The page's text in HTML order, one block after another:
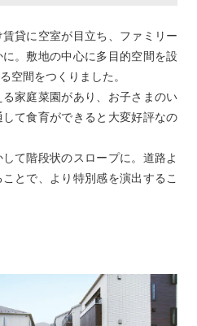
貸に空室が目立ち、ファミリー
。敷地の中心に多目的空間を設
空間をつくりました。
家庭菜園があり、お子さまのい
て食育ができると大変好評なの
て階段状のスロープに。道路よ
とで、より特別感を演出するこ